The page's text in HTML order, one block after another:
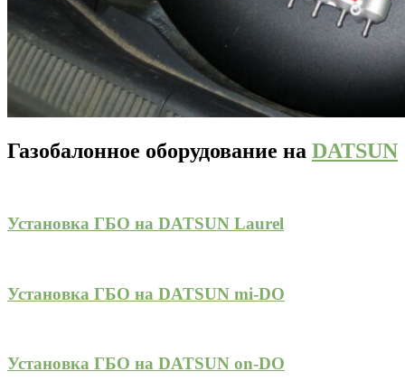
Газобалонное оборудование на DATSUN
Установка ГБО на DATSUN Laurel
Установка ГБО на DATSUN mi-DO
Установка ГБО на DATSUN on-DO